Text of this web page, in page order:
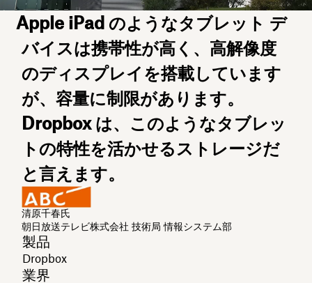
Apple iPad のようなタブレット デ
バイスは携帯性が高く、高解像度
のディスプレイを搭載しています
が、容量に制限があります。
Dropbox は、このようなタブレッ
トの特性を活かせるストレージだ
と言えます。
清原千春氏
朝日放送テレビ株式会社 技術局 情報システム部
製品
Dropbox
業界